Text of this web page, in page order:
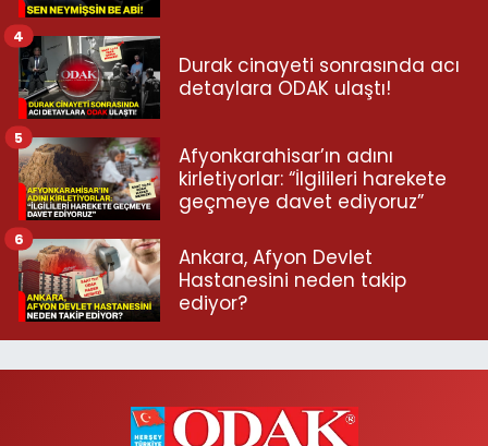
Durak cinayeti sonrasında acı
detaylara ODAK ulaştı!
4
Afyonkarahisar’ın adını
kirletiyorlar: “İlgilileri harekete
geçmeye davet ediyoruz”
5
Ankara, Afyon Devlet
Hastanesini neden takip
ediyor?
6